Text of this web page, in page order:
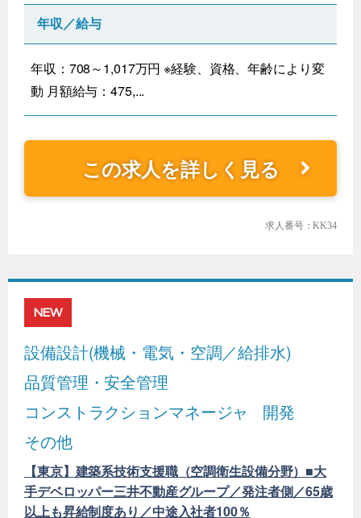
年収／給与
年収：708～1,017万円 ※経験、資格、年齢により変
動 月額給与：475,...
この求人を詳しく見る
求人番号：KK34
NEW
設備設計(機械・電気・空調／給排水)
品質管理・安全管理
コンストラクションマネージャ
開発
その他
【東京】建築系技術支援職（空調衛生設備分野）■大
手デベロッパー三井不動産グループ／発注者側／65歳
以上も昇給制度あり／中途入社者100％